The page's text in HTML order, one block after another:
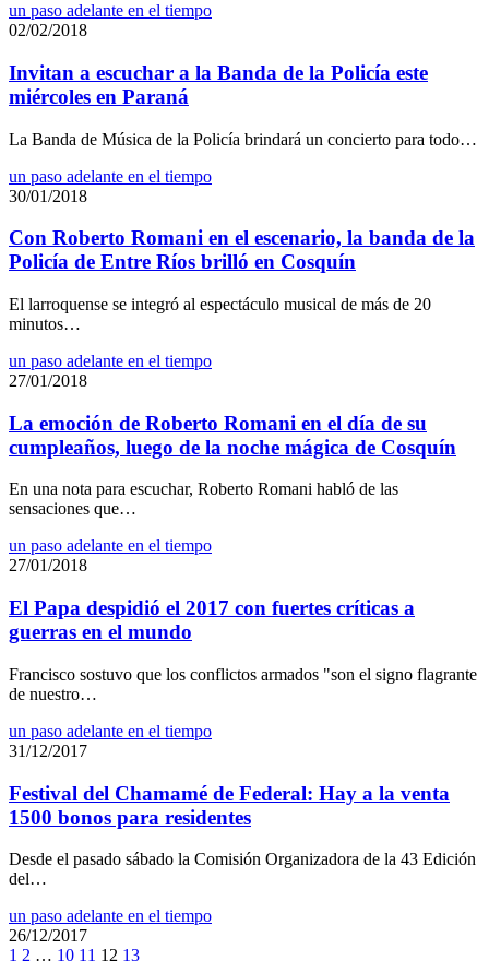
un paso adelante en el tiempo
02/02/2018
Invitan a escuchar a la Banda de la Policía este
miércoles en Paraná
La Banda de Música de la Policía brindará un concierto para todo…
un paso adelante en el tiempo
30/01/2018
Con Roberto Romani en el escenario, la banda de la
Policía de Entre Ríos brilló en Cosquín
El larroquense se integró al espectáculo musical de más de 20
minutos…
un paso adelante en el tiempo
27/01/2018
La emoción de Roberto Romani en el día de su
cumpleaños, luego de la noche mágica de Cosquín
En una nota para escuchar, Roberto Romani habló de las
sensaciones que…
un paso adelante en el tiempo
27/01/2018
El Papa despidió el 2017 con fuertes críticas a
guerras en el mundo
Francisco sostuvo que los conflictos armados "son el signo flagrante
de nuestro…
un paso adelante en el tiempo
31/12/2017
Festival del Chamamé de Federal: Hay a la venta
1500 bonos para residentes
Desde el pasado sábado la Comisión Organizadora de la 43 Edición
del…
un paso adelante en el tiempo
26/12/2017
1 2 … 10 11 12 13